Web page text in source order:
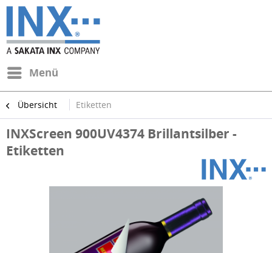
Menü
Übersicht Etiketten
INXScreen 900UV4374 Brillantsilber -
Etiketten